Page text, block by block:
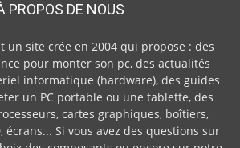
PROPOS DE NOUS
un site crée en 2004 qui propose : des
pour monter son pc, des actualités
informatique (hardware), des guides
un PC portable ou une tablette, des
cartes graphiques, boîtiers,
écrans... Si vous avez des questions sur